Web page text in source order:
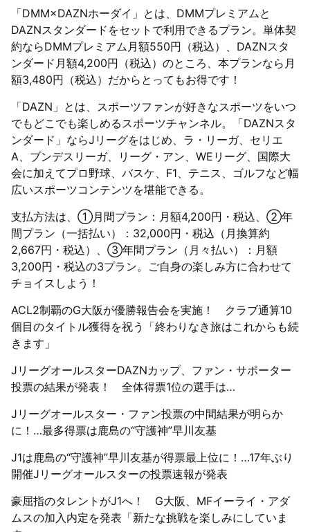
「DMM×DAZNホーダイ」とは、DMMプレミアムと
DAZNスタンダードをセットで利用できるプラン。単体契
約ならDMMプレミアム月額550円（税込）、DAZNスタ
ンダード月額4,200円（税込）のところ、本プランなら月
額3,480円（税込）だからとってもお得です！
「DAZN」とは、スポーツファンが好きなスポーツをいつ
でもどこでも楽しめるスポーツチャンネル。「DAZNスタ
ンダード」ならJリーグをはじめ、ラ・リーガ、セリエ
A、ブンデスリーガ、リーグ・アン、WEリーグ、国際大
会に加えてプロ野球、バスケ、F1、テニス、ゴルフなど幅
広いスポーツコンテンツを堪能できる。
支払方法は、①月間プラン：月額4,200円・税込、②年
間プラン（一括払い）：32,000円・税込（月換算約
2,667円・税込）、③年間プラン（月々払い）：月額
3,200円・税込の3プラン。ご自身の楽しみ方に合わせて
チョイスしよう！
ACL2制覇のG大阪が優勝報告会を実施！ クラブ通算10
個目のタイトル獲得を祝う「終わりなき旅はこれからも続
きます」
JリーグオールスターDAZNカップ、ファン・サポーター
投票の結果が発表！ 全体得票1位の選手は…
Jリーグオールスター・ファン投票の中間結果が明らか
に！…最多得票は鹿島の“守護神”早川友基
J1は鹿島の“守護神”早川友基が得票最上位に！…17年ぶり
開催Jリーグオールスターの投票速報が発表
豪屈指のタレントがJ1へ！ G大阪、MFイーライ・アダ
ムスの加入内定を発表「新たな挑戦を楽しみにしていま